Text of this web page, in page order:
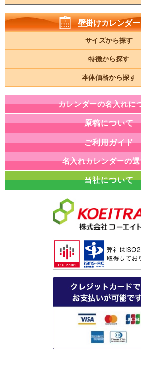
壁掛けカレンダー
サイズから探す
特徴から探す
本体価格から探す
カレンダーの名入れに
原稿について
ご利用ガイド
名入れカレンダーの
当社について